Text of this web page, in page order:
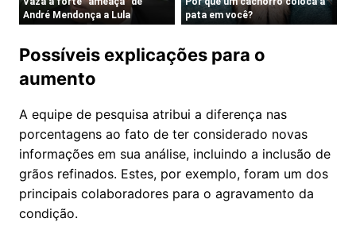
Possíveis explicações para o
aumento
A equipe de pesquisa atribui a diferença nas
porcentagens ao fato de ter considerado novas
informações em sua análise, incluindo a inclusão de
grãos refinados. Estes, por exemplo, foram um dos
principais colaboradores para o agravamento da
condição.